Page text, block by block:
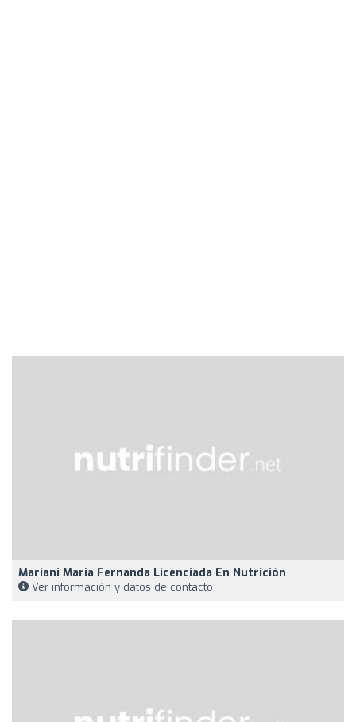
Mariani Maria Fernanda Licenciada En Nutrición
Ver información y datos de contacto